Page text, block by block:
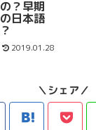
？早期
日本語
2019.01.28
＼シェア／